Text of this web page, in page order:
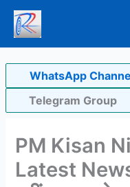
Skip
content
WhatsApp
Telegram Group
PM Kisan
Latest News